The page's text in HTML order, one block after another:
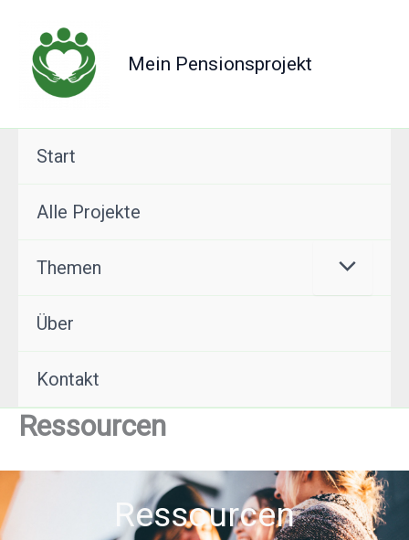
Inhalt
springen
Mein Pensionsprojekt
Start
Alle Projekte
Themen
Über
Kontakt
Ressourcen
Ressourcen